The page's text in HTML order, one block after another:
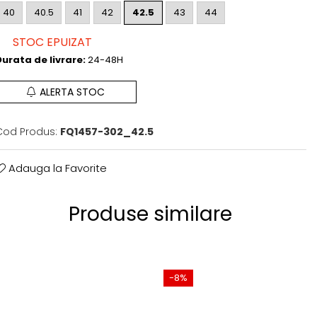
40 40.5 41 42 42.5 43 44
STOC EPUIZAT
de livrare:24-48H
ALERTA STOC
Produs: FQ1457-302_42.5
Adauga la Favorite
Produse similare
-8%